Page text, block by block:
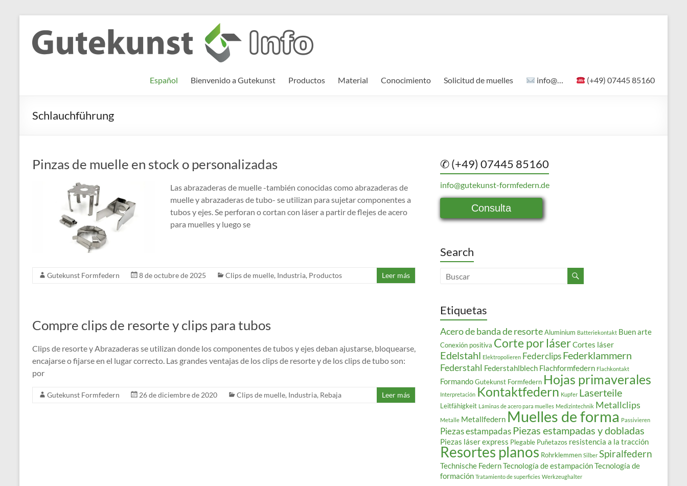
contenido
Gutekunst
Formfedern
Informationen
und
Wissenswertes
Español Bienvenido a Gutekunst Productos Material Conocimiento Solicitud de muelles info@… (+49) 07445 85160
Schlauchführung
Pinzas de muelle en stock o personalizadas
Las abrazaderas de muelle -también conocidas como abrazaderas de
muelle y abrazaderas de tubo- se utilizan para sujetar componentes a
tubos y ejes. Se perforan o cortan con láser a partir de flejes de acero
para muelles y luego se
Gutekunst Formfedern 8 de octubre de 2025 Clips de muelle, Industria, Productos Leer más
Compre clips de resorte y clips para tubos
Clips de resorte y Abrazaderas se utilizan donde los componentes de tubos y ejes deban ajustarse, bloquearse,
encajarse o fijarse en el lugar correcto. Las grandes ventajas de los clips de resorte y de los clips de tubo son:
por
Gutekunst Formfedern 26 de diciembre de 2020 Clips de muelle, Industria, Rebaja Leer más
✆ (+49) 07445 85160
info@gutekunst-formfedern.de
Consulta
Search
Etiquetas
Acero de banda de resorteAluminium Batteriekontakt Buen arte
Conexión positiva Corte por láserCortes láser
Edelstahl Elektropolieren FederclipsFederklammern
Federstahl Federstahlblech Flachformfedern Flachkontakt
FormandoGutekunst Formfedern Hojas primaverales
Interpretación Kontaktfedern Kupfer Laserteile
Leitfähigkeit Láminas de acero para muelles Medizintechnik Metallclips
Metalle Metallfedern Muelles de forma Passivieren
Piezas estampadas Piezas estampadas y dobladas
Piezas láser express Plegable Puñetazos resistencia a la tracción
Resortes planos Rohrklemmen Silber Spiralfedern
Technische FedernTecnología de estampaciónTecnología de
formación Tratamiento de superficies Werkzeughalter